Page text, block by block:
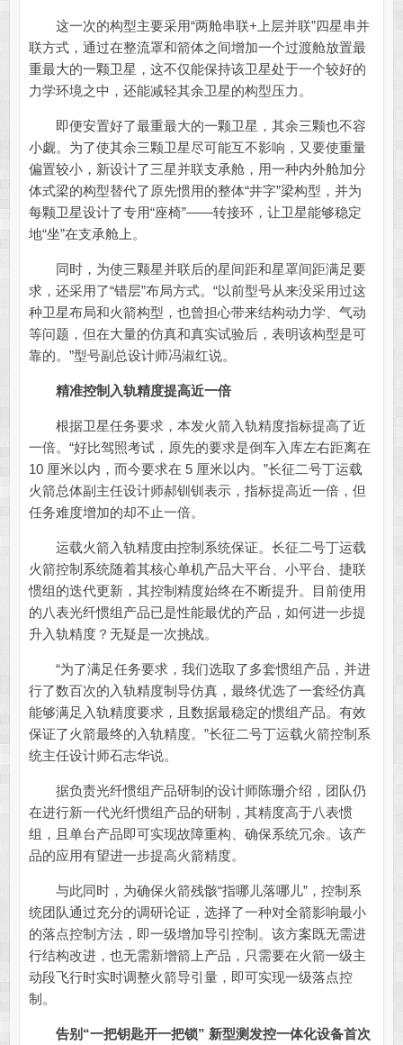
这一次的构型主要采用“两舱串联+上层并联”四星串并
联方式，通过在整流罩和箭体之间增加一个过渡舱放置最
重最大的一颗卫星，这不仅能保持该卫星处于一个较好的
力学环境之中，还能减轻其余卫星的构型压力。
即便安置好了最重最大的一颗卫星，其余三颗也不容
小觑。为了使其余三颗卫星尽可能互不影响，又要使重量
偏置较小，新设计了三星并联支承舱，用一种内外舱加分
体式梁的构型替代了原先惯用的整体“井字”梁构型，并为
每颗卫星设计了专用“座椅”——转接环，让卫星能够稳定
地“坐”在支承舱上。
同时，为使三颗星并联后的星间距和星罩间距满足要
求，还采用了“错层”布局方式。“以前型号从来没采用过这
种卫星布局和火箭构型，也曾担心带来结构动力学、气动
等问题，但在大量的仿真和真实试验后，表明该构型是可
靠的。”型号副总设计师冯淑红说。
精准控制入轨精度提高近一倍
根据卫星任务要求，本发火箭入轨精度指标提高了近
一倍。“好比驾照考试，原先的要求是倒车入库左右距离在
10 厘米以内，而今要求在 5 厘米以内。”长征二号丁运载
火箭总体副主任设计师郝钏钏表示，指标提高近一倍，但
任务难度增加的却不止一倍。
运载火箭入轨精度由控制系统保证。长征二号丁运载
火箭控制系统随着其核心单机产品大平台、小平台、捷联
惯组的迭代更新，其控制精度始终在不断提升。目前使用
的八表光纤惯组产品已是性能最优的产品，如何进一步提
升入轨精度？无疑是一次挑战。
“为了满足任务要求，我们选取了多套惯组产品，并进
行了数百次的入轨精度制导仿真，最终优选了一套经仿真
能够满足入轨精度要求，且数据最稳定的惯组产品。有效
保证了火箭最终的入轨精度。”长征二号丁运载火箭控制系
统主任设计师石志华说。
据负责光纤惯组产品研制的设计师陈珊介绍，团队仍
在进行新一代光纤惯组产品的研制，其精度高于八表惯
组，且单台产品即可实现故障重构、确保系统冗余。该产
品的应用有望进一步提高火箭精度。
与此同时，为确保火箭残骸“指哪儿落哪儿”，控制系
统团队通过充分的调研论证，选择了一种对全箭影响最小
的落点控制方法，即一级增加导引控制。该方案既无需进
行结构改进，也无需新增箭上产品，只需要在火箭一级主
动段飞行时实时调整火箭导引量，即可实现一级落点控
制。
告别“一把钥匙开一把锁” 新型测发控一体化设备首次